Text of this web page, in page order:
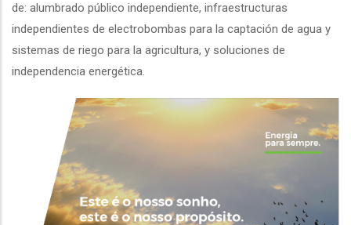
de: alumbrado público independiente, infraestructuras
independientes de electrobombas para la captación de agua y
sistemas de riego para la agricultura, y soluciones de
independencia energética.